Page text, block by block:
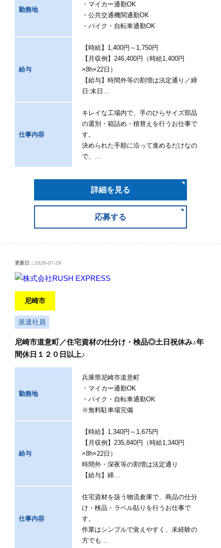
勤務地
・マイカー通勤OK
・公共交通機関通勤OK
・バイク・自転車通勤OK
給与
【時給】1,400円～1,750円
【月収例】246,400円（時給1,400円
×8h×22日）
【給与】時間外等の割増は法定通り／締
日:末日…
仕事内容
キレイな工場内で、手のひらサイズ部品
の選別・箱詰め・積替えを行うお仕事で
す。
決められた手順に沿って進めるだけなの
で、…
詳細を見る
応募する
更新日： 2026-07-29
尼崎市
派遣社員
尼崎市道意町／住宅資材の仕分け・検品◎土日祝休み♪年
間休日１２０日以上♪
勤務地
兵庫県尼崎市道意町
・マイカー通勤OK
・バイク・自転車通勤OK
※無料駐車場完備
給与
【時給】1,340円～1,675円
【月収例】235,840円（時給1,340円
×8h×22日）
時間外・深夜等の割増は法定通り
【給与】締…
仕事内容
住宅資材を扱う物流倉庫で、商品の仕分
け・検品・ラベル貼りを行うお仕事で
す。
作業はシンプルで覚えやすく、未経験の
方でも…